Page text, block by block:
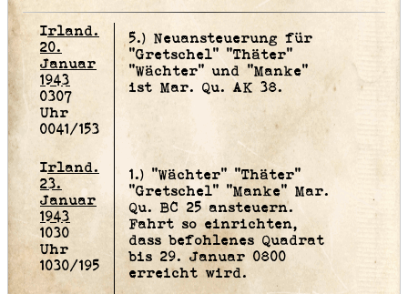
Irland.
20.
Januar
1943
0307
Uhr
0041/153
5.) Neuansteuerung für
"Gretschel" "Thäter"
"Wächter" und "Manke"
ist Mar. Qu. AK 38.
Irland.
23.
Januar
1943
1030
Uhr
1030/195
1.) "Wächter" "Thäter"
"Gretschel" "Manke" Mar.
Qu. BC 25 ansteuern.
Fahrt so einrichten,
dass befohlenes Quadrat
bis 29. Januar 0800
erreicht wird.